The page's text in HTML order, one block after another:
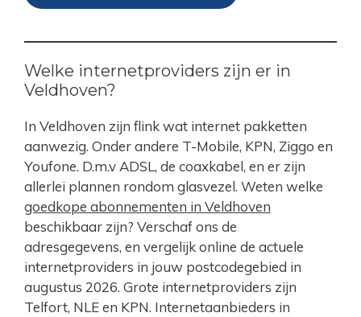
Welke internetproviders zijn er in
Veldhoven?
In Veldhoven zijn flink wat internet pakketten
aanwezig. Onder andere T-Mobile, KPN, Ziggo en
Youfone. D.m.v ADSL, de coaxkabel, en er zijn
allerlei plannen rondom glasvezel. Weten welke
goedkope abonnementen in Veldhoven
beschikbaar zijn? Verschaf ons de
adresgegevens, en vergelijk online de actuele
internetproviders in jouw postcodegebied in
augustus 2026. Grote internetproviders zijn
Telfort, NLE en KPN. Internetaanbieders in